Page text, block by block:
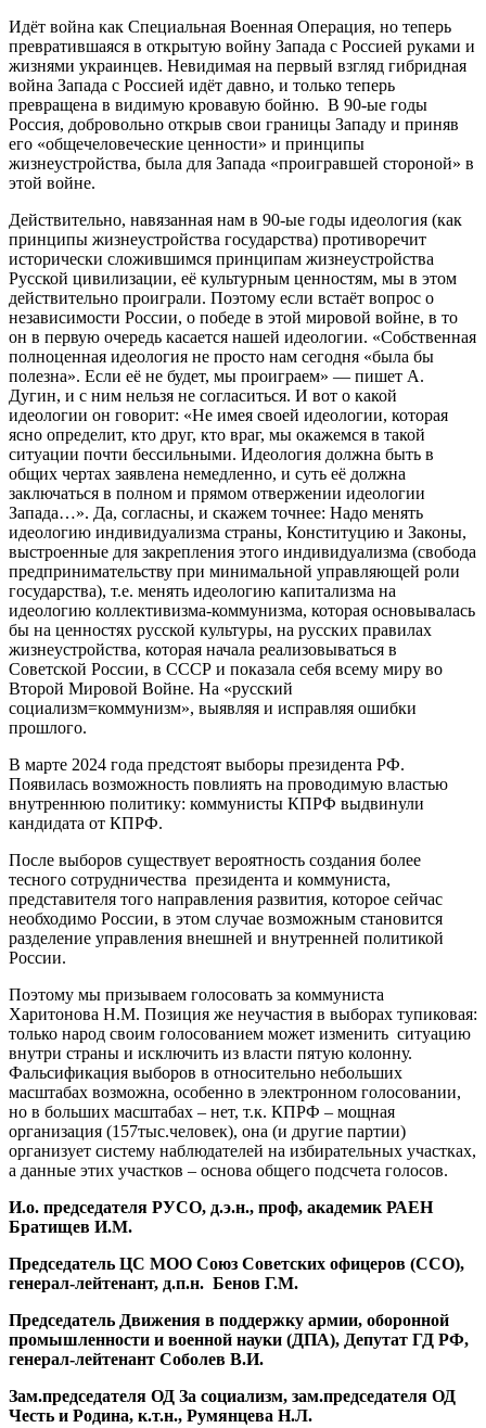
Идёт война как Специальная Военная Операция, но теперь
превратившаяся в открытую войну Запада с Россией руками и
жизнями украинцев. Невидимая на первый взгляд гибридная
война Запада с Россией идёт давно, и только теперь
превращена в видимую кровавую бойню. В 90-ые годы
Россия, добровольно открыв свои границы Западу и приняв
его «общечеловеческие ценности» и принципы
жизнеустройства, была для Запада «проигравшей стороной» в
этой войне.
Действительно, навязанная нам в 90-ые годы идеология (как
принципы жизнеустройства государства) противоречит
исторически сложившимся принципам жизнеустройства
Русской цивилизации, её культурным ценностям, мы в этом
действительно проиграли. Поэтому если встаёт вопрос о
независимости России, о победе в этой мировой войне, в то
он в первую очередь касается нашей идеологии. «Собственная
полноценная идеология не просто нам сегодня «была бы
полезна». Если её не будет, мы проиграем» — пишет А.
Дугин, и с ним нельзя не согласиться. И вот о какой
идеологии он говорит: «Не имея своей идеологии, которая
ясно определит, кто друг, кто враг, мы окажемся в такой
ситуации почти бессильными. Идеология должна быть в
общих чертах заявлена немедленно, и суть её должна
заключаться в полном и прямом отвержении идеологии
Запада…». Да, согласны, и скажем точнее: Надо менять
идеологию индивидуализма страны, Конституцию и Законы,
выстроенные для закрепления этого индивидуализма (свобода
предпринимательству при минимальной управляющей роли
государства), т.е. менять идеологию капитализма на
идеологию коллективизма-коммунизма, которая основывалась
бы на ценностях русской культуры, на русских правилах
жизнеустройства, которая начала реализовываться в
Советской России, в СССР и показала себя всему миру во
Второй Мировой Войне. На «русский
социализм=коммунизм», выявляя и исправляя ошибки
прошлого.
В марте 2024 года предстоят выборы президента РФ.
Появилась возможность повлиять на проводимую властью
внутреннюю политику: коммунисты КПРФ выдвинули
кандидата от КПРФ.
После выборов существует вероятность создания более
тесного сотрудничества президента и коммуниста,
представителя того направления развития, которое сейчас
необходимо России, в этом случае возможным становится
разделение управления внешней и внутренней политикой
России.
Поэтому мы призываем голосовать за коммуниста
Харитонова Н.М. Позиция же неучастия в выборах тупиковая:
только народ своим голосованием может изменить ситуацию
внутри страны и исключить из власти пятую колонну.
Фальсификация выборов в относительно небольших
масштабах возможна, особенно в электронном голосовании,
но в больших масштабах – нет, т.к. КПРФ – мощная
организация (157тыс.человек), она (и другие партии)
организует систему наблюдателей на избирательных участках,
а данные этих участков – основа общего подсчета голосов.
И.о. председателя РУСО, д.э.н., проф, академик РАЕН
Братищев И.М.
Председатель ЦС МОО Союз Советских офицеров (ССО),
генерал-лейтенант, д.п.н. Бенов Г.М.
Председатель Движения в поддержку армии, оборонной
промышленности и военной науки (ДПА), Депутат ГД РФ,
генерал-лейтенант Соболев В.И.
Зам.председателя ОД За социализм, зам.председателя ОД
Честь и Родина, к.т.н., Румянцева Н.Л.